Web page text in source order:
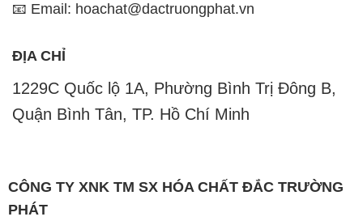
📧 Email: hoachat@dactruongphat.vn
ĐỊA CHỈ
1229C Quốc lộ 1A, Phường Bình Trị Đông B,
Quận Bình Tân, TP. Hồ Chí Minh
CÔNG TY XNK TM SX HÓA CHẤT ĐẮC TRƯỜNG
PHÁT